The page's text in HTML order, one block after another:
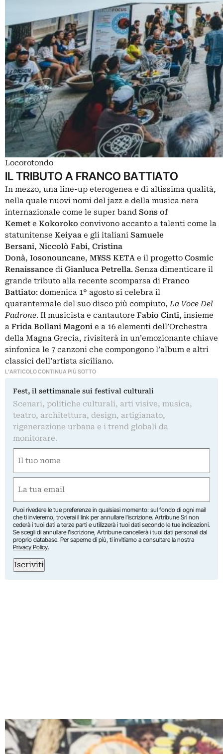
Locorotondo
IL TRIBUTO A FRANCO BATTIATO
In mezzo, una line-up eterogenea e di altissima qualità,
nella quale nuovi nomi del jazz e della musica nera
internazionale come le super band Sons of
Kemet e Kokoroko convivono accanto a talenti come la
statunitense Keiyaa e gli italiani Samuele
Bersani, Niccolò Fabi, Cristina
Donà, Iosonouncane, M¥SS KETA e il progetto Cosmic
Renaissance di Gianluca Petrella. Senza dimenticare il
grande tributo alla recente scomparsa di Franco
Battiato: domenica 1° agosto si celebra il
quarantennale del suo disco più compiuto,La Voce Del
Padrone. Il musicista e cantautore Fabio Cinti, insieme
a Frida Bollani Magoni e a 16 elementi dell’Orchestra
della Magna Grecia, rivisiterà in un’emozionante chiave
sinfonica le 7 canzoni che compongono l’album e altri
classici dell’artista siciliano.
L'ARTICOLO CONTINUA PIÙ SOTTO
Fest, il settimanale sui festival culturali
Scenari, politiche culturali, arti visive, musica,
teatro, architettura, design, artigianato,
rigenerazione urbana e i trend globali da
monitorare.
(Obbligatorio)
Nome
(Obbligatorio)
Puoi rivedere le tue preferenze in qualsiasi momento: sul fondo di ogni mail
che ti invieremo, troverai il link per annullare l’iscrizione. Artribune Srl non
cederà i tuoi dati a terze parti e utilizzerà i tuoi dati secondo le tue indicazioni.
Se scegli di annullare l’iscrizione, Artribune cancellerà i tuoi dati personali dal
proprio database. Per saperne di più, ti invitiamo a consultare la nostra
Privacy Policy.
Iscriviti